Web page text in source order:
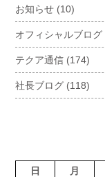
お知らせ (10)
オフィシャルブログ
テクア通信 (174)
社長ブログ (118)
日 月